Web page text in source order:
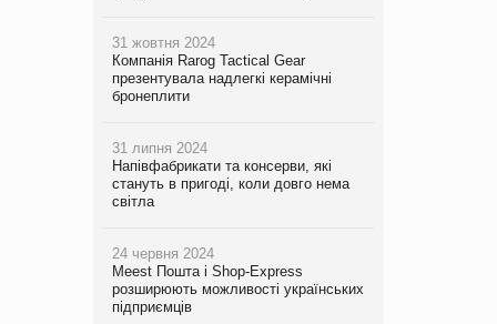
31 жовтня 2024
Компанія Rarog Tactical Gear
презентувала надлегкі керамічні
бронеплити
31 липня 2024
Напівфабрикати та консерви, які
стануть в пригоді, коли довго нема
світла
24 червня 2024
Meest Пошта і Shop-Express
розширюють можливості українських
підприємців